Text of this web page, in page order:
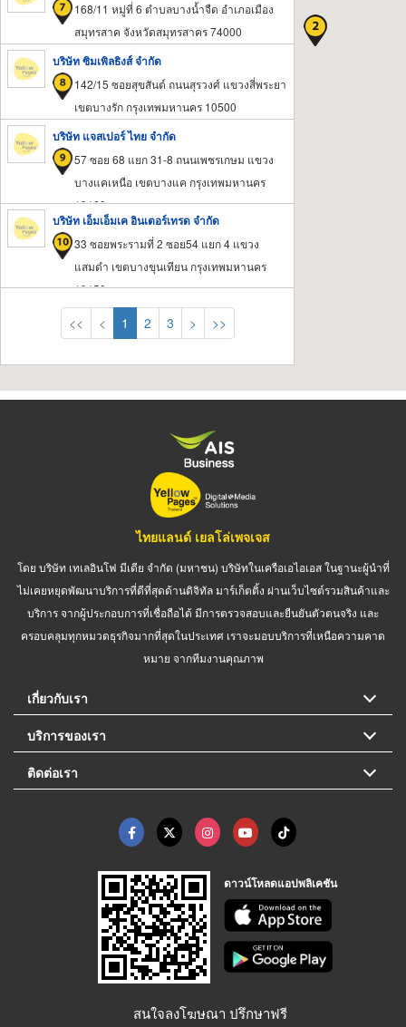
168/11 หมู่ที่ 6 ตำบลบางน้ำจืด อำเภอเมือง
สมุทรสาค จังหวัดสมุทรสาคร 74000
บริษัท ซิมเพิลธิงส์ จำกัด
142/15 ซอยสุขสันต์ ถนนสุรวงศ์ แขวงสี่พระยา
เขตบางรัก กรุงเทพมหานคร 10500
บริษัท แจสเปอร์ ไทย จำกัด
57 ซอย 68 แยก 31-8 ถนนเพชรเกษม แขวง
บางแคเหนือ เขตบางแค กรุงเทพมหานคร
10160
บริษัท เอ็มเอ็มเค อินเตอร์เทรด จำกัด
33 ซอยพระรามที่ 2 ซอย54 แยก 4 แขวง
แสมดำ เขตบางขุนเทียน กรุงเทพมหานคร
10150
<< < 1 2 3 > >>
ไทยแลนด์ เยลโล่เพจเจส
โดย บริษัท เทเลอินโฟ มีเดีย จำกัด (มหาชน) บริษัทในเครือเอไอเอส ในฐานะผู้นำที่
ไม่เคยหยุดพัฒนาบริการที่ดีที่สุดด้านดิจิทัล มาร์เก็ตติ้ง ผ่านเว็บไซต์รวมสินค้าและ
บริการ จากผู้ประกอบการที่เชื่อถือได้ มีการตรวจสอบและยืนยันตัวตนจริง และ
ครอบคลุมทุกหมวดธุรกิจมากที่สุดในประเทศ เราจะมอบบริการที่เหนือความคาด
หมาย จากทีมงานคุณภาพ
เกี่ยวกับเรา
บริการของเรา
ติดต่อเรา
ดาวน์โหลดแอปพลิเคชัน
สนใจลงโฆษณา ปรึกษาฟรี